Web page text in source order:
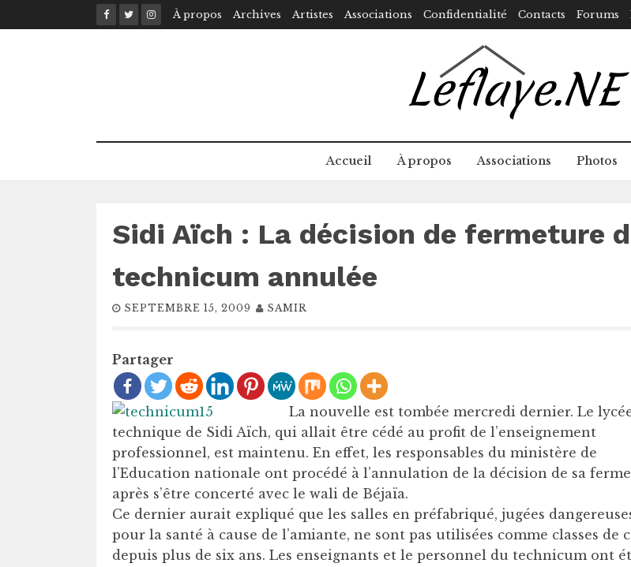
to
À propos Archives Artistes Associations Confidentialité Contacts Forums
Accueil À propos Associations Photos
Sidi Aïch : La décision de fermeture
technicum annulée
SEPTEMBRE 15, 2009 SAMIR
Partager
La nouvelle est tombée mercredi dernier. Le
technique de Sidi Aïch, qui allait être cédé au profit de l’enseignement
professionnel, est maintenu. En effet, les responsables du ministère de
l’Education nationale ont procédé à l’annulation de la décision de sa
après s’être concerté avec le wali de Béjaïa.
Ce dernier aurait expliqué que les salles en préfabriqué, jugées
pour la santé à cause de l’amiante, ne sont pas utilisées comme classes de
depuis plus de six ans. Les enseignants et le personnel du technicum ont